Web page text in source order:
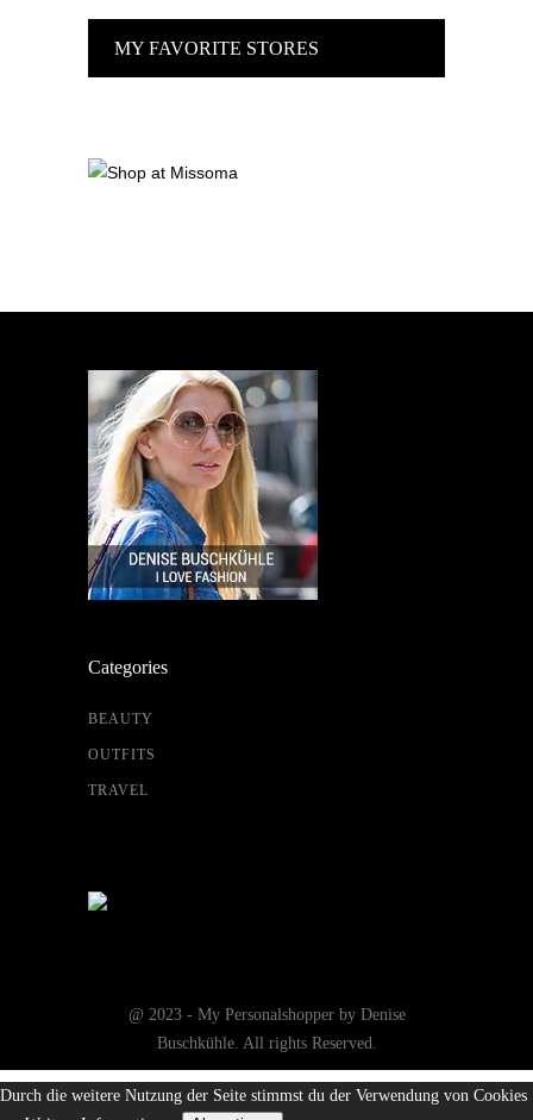
MY FAVORITE STORES
Categories
BEAUTY
OUTFITS
TRAVEL
@ 2023 - My Personalshopper by Denise
Buschkühle. All rights Reserved.
Durch die weitere Nutzung der Seite stimmst du der Verwendung von Cookies